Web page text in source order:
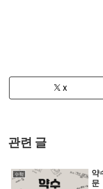
X
관련 글
수학
약
문